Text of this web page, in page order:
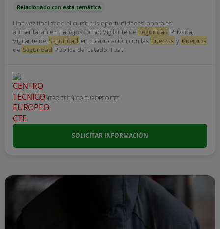
Relacionado con esta temática
Una vez finalizado el curso tus oportunidades laborales
aumentarán en trabajos como: Vigilante de Seguridad Privada,
Vigilante de Seguridad en colaboración con las Fuerzas y Cuerpos
de Seguridad Pública del Estado. Tus...
CENTRO TECNICO EUROPEO CTE
SOLICITAR INFORMACIÓN